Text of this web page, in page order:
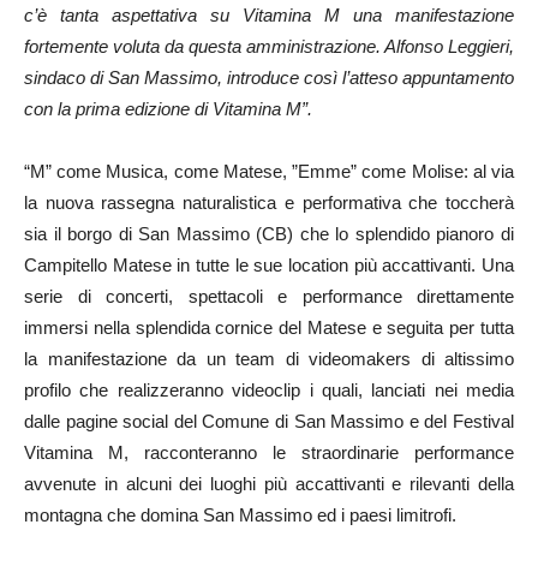
c’è tanta aspettativa su Vitamina M una manifestazione
fortemente voluta da questa amministrazione. Alfonso Leggieri,
sindaco di San Massimo, introduce così l’atteso appuntamento
con la prima edizione di Vitamina M”.
“M” come Musica, come Matese, ”Emme” come Molise: al via
la nuova rassegna naturalistica e performativa che toccherà
sia il borgo di San Massimo (CB) che lo splendido pianoro di
Campitello Matese in tutte le sue location più accattivanti. Una
serie di concerti, spettacoli e performance direttamente
immersi nella splendida cornice del Matese e seguita per tutta
la manifestazione da un team di videomakers di altissimo
profilo che realizzeranno videoclip i quali, lanciati nei media
dalle pagine social del Comune di San Massimo e del Festival
Vitamina M, racconteranno le straordinarie performance
avvenute in alcuni dei luoghi più accattivanti e rilevanti della
montagna che domina San Massimo ed i paesi limitrofi.